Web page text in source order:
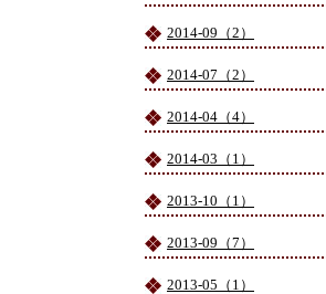
2014-09（2）
2014-07（2）
2014-04（4）
2014-03（1）
2013-10（1）
2013-09（7）
2013-05（1）